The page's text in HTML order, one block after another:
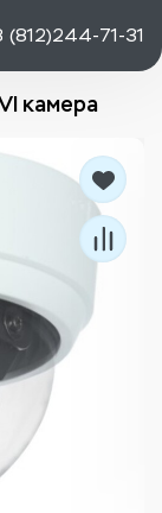
(812)244-71-31
камера